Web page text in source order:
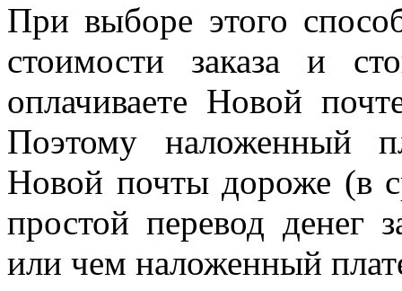
При выборе этого
стоимости заказа и
оплачиваете Новой
Поэтому наложенный
Новой почты дороже (в
простой перевод денег
или чем наложенный